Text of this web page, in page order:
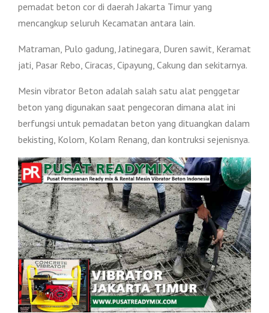
pemadat beton cor di daerah Jakarta Timur yang
mencangkup seluruh Kecamatan antara lain.
Matraman, Pulo gadung, Jatinegara, Duren sawit, Keramat
jati, Pasar Rebo, Ciracas, Cipayung, Cakung dan sekitarnya.
Mesin vibrator Beton adalah salah satu alat penggetar
beton yang digunakan saat pengecoran dimana alat ini
berfungsi untuk pemadatan beton yang dituangkan dalam
bekisting, Kolom, Kolam Renang, dan kontruksi sejenisnya.